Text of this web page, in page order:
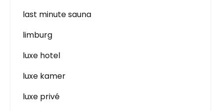
last minute sauna
limburg
luxe hotel
luxe kamer
luxe privé